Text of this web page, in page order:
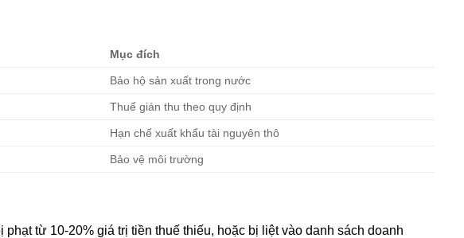
Mục đích
Bảo hộ sản xuất trong nước
Thuế gián thu theo quy định
Hạn chế xuất khẩu tài nguyên thô
Bảo vệ môi trường
từ 10-20% giá trị tiền thuế thiếu, hoặc bị liệt vào danh sách doanh